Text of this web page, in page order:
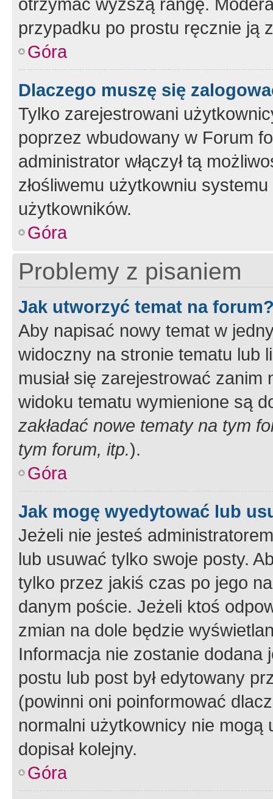
przypadku po prostu ręcznie ją
Góra
Dlaczego muszę się
Tylko zarejestrowani
poprzez wbudowany w Forum
administrator włączył tą
złośliwemu użytkowniu
użytkowników.
Góra
Problemy z pisaniem
Jak utworzyć temat na
Aby napisać nowy temat w
widoczny na stronie tematu lub
musiał się zarejestrować
widoku tematu wymienione są
zakładać nowe tematy na tym
tym forum, itp.).
Góra
Jak mogę wyedytować lub
Jeżeli nie jesteś
lub usuwać tylko swoje posty.
tylko przez jakiś czas po jego
danym poście. Jeżeli ktoś
zmian na dole będzie
Informacja nie zostanie dodana
postu lub post był edytowany
(powinni oni poinformować
normalni użytkownicy nie
dopisał kolejny.
Góra